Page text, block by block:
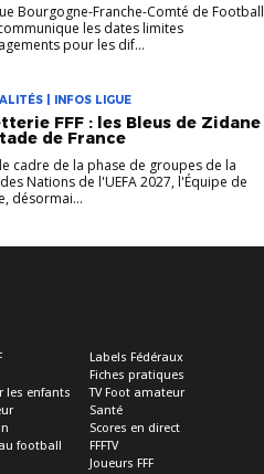
Bourgogne-Franche-Comté de Football
les dates limites
pour les dif...
| INFOS LIGUE
FFF : les Bleus de Zidane
de France
cadre de la phase de groupes de la
Nations de l'UEFA 2027, l'Équipe de
désormai...
les enfants
football
Labels Fédéraux
Fiches pratiques
TV Foot amateur
Santé
Scores en direct
FFFTV
Joueurs FFF